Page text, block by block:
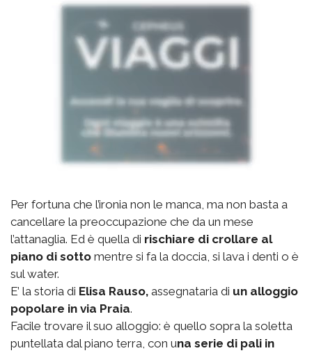
Per fortuna che l’ironia non le manca, ma non basta a
cancellare la preoccupazione che da un mese
l’attanaglia. Ed è quella di rischiare di crollare al
piano di sotto mentre si fa la doccia, si lava i denti o è
sul water.
E’ la storia di Elisa Rauso, assegnataria di un alloggio
popolare in via Praia.
Facile trovare il suo alloggio: è quello sopra la soletta
puntellata dal piano terra, con una serie di pali in